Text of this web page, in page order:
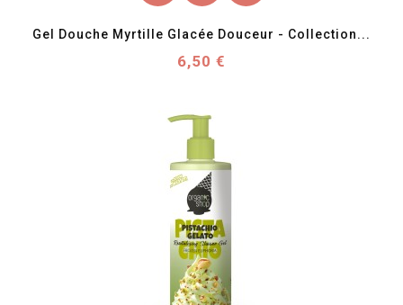
Gel Douche Myrtille Glacée Douceur - Collection...
Prix
6,50 €